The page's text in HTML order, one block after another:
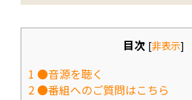
目次 [非表示]
1 ●音源を聴く
2●番組へのご質問はこちら